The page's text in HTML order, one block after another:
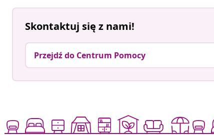
Skontaktuj się z nami!
Przejdź do Centrum Pomocy